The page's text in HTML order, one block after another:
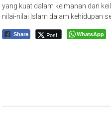
yang kuat dalam keimanan dan
nilai-nilai Islam dalam kehidupan
Share Post WhatsApp